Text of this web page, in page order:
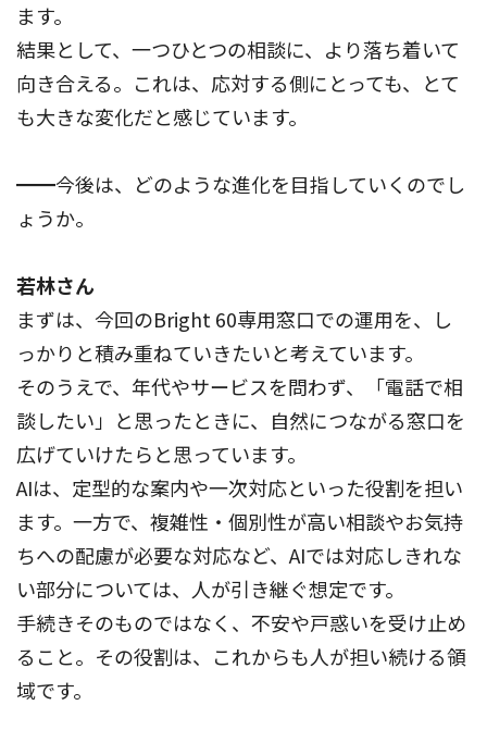
ます。
結果として、一つひとつの相談に、より落ち着いて
向き合える。これは、応対する側にとっても、とて
も大きな変化だと感じています。
━━今後は、どのような進化を目指していくのでし
ょうか。
若林さん
まずは、今回のBright 60専用窓口での運用を、し
っかりと積み重ねていきたいと考えています。
そのうえで、年代やサービスを問わず、「電話で相
談したい」と思ったときに、自然につながる窓口を
広げていけたらと思っています。
AIは、定型的な案内や一次対応といった役割を担い
ます。一方で、複雑性・個別性が高い相談やお気持
ちへの配慮が必要な対応など、AIでは対応しきれな
い部分については、人が引き継ぐ想定です。
手続きそのものではなく、不安や戸惑いを受け止め
ること。その役割は、これからも人が担い続ける領
域です。